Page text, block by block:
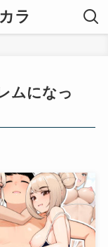
ラ
ムになっ